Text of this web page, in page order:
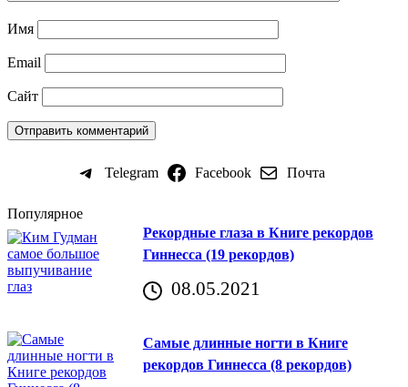
Имя
Email
Сайт
Telegram Facebook Почта
Популярное
Рекордные глаза в Книге рекордов
Гиннесса (19 рекордов)
08.05.2021
Самые длинные ногти в Книге
рекордов Гиннесса (8 рекордов)